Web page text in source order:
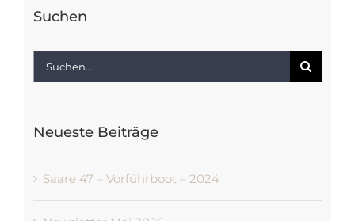
Suchen
Suche
Neueste Beiträge